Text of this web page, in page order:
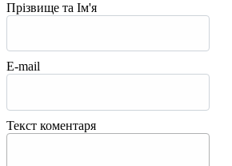
Прізвище та Ім'я
E-mail
Текст коментаря